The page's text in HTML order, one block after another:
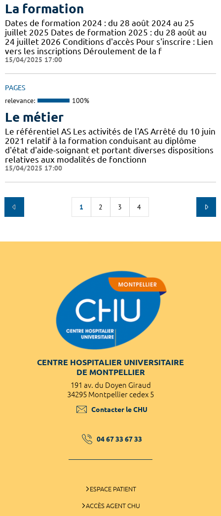
La formation
Dates de formation 2024 : du 28 août 2024 au 25
juillet 2025 Dates de formation 2025 : du 28 août au
24 juillet 2026 Conditions d'accès Pour s'inscrire : Lien
vers les inscriptions Déroulement de la f
15/04/2025 17:00
PAGES
relevance: 100%
Le métier
Le référentiel AS Les activités de l'AS Arrêté du 10 juin
2021 relatif à la formation conduisant au diplôme
d'état d'aide-soignant et portant diverses dispositions
relatives aux modalités de fonctionn
15/04/2025 17:00
1 2 3 4
CENTRE HOSPITALIER UNIVERSITAIRE
DE MONTPELLIER
191 av. du Doyen Giraud
34295 Montpellier cedex 5
Contacter le CHU
04 67 33 67 33
ESPACE PATIENT
ACCÈS AGENT CHU